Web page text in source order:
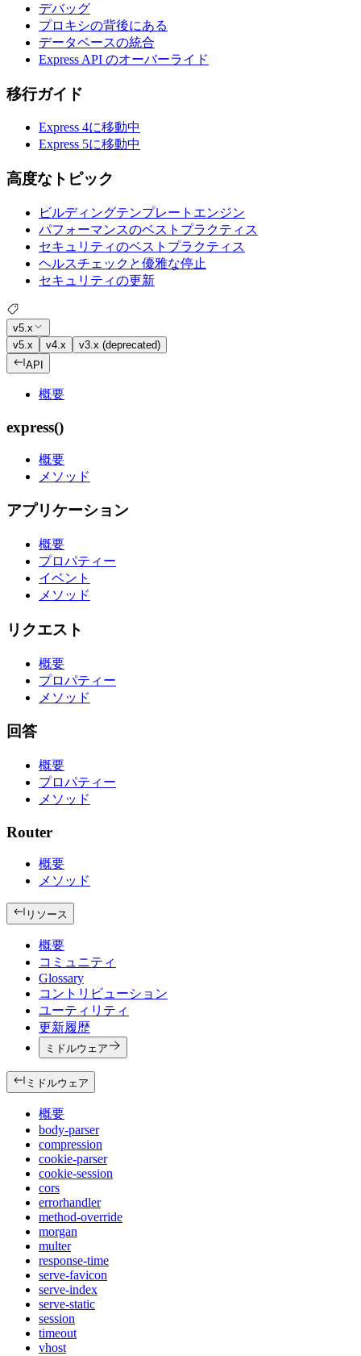
デバッグ
プロキシの背後にある
データベースの統合
Express API のオーバーライド
移行ガイド
Express 4に移動中
Express 5に移動中
高度なトピック
ビルディングテンプレートエンジン
パフォーマンスのベストプラクティス
セキュリティのベストプラクティス
ヘルスチェックと優雅な停止
セキュリティの更新
v5.x
v5.x
v4.x
v3.x (deprecated)
API
概要
express()
概要
メソッド
アプリケーション
概要
プロパティー
イベント
メソッド
リクエスト
概要
プロパティー
メソッド
回答
概要
プロパティー
メソッド
Router
概要
メソッド
リソース
概要
コミュニティ
Glossary
コントリビューション
ユーティリティ
更新履歴
ミドルウェア
ミドルウェア
概要
body-parser
compression
cookie-parser
cookie-session
cors
errorhandler
method-override
morgan
multer
response-time
serve-favicon
serve-index
serve-static
session
timeout
vhost